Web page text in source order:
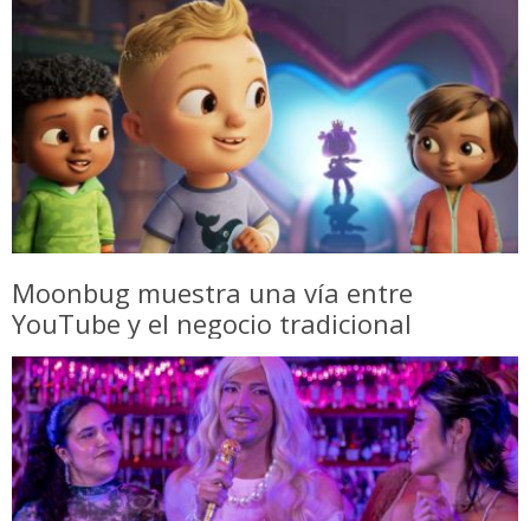
Moonbug muestra una vía entre
YouTube y el negocio tradicional